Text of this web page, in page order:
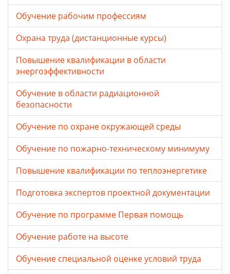
Обучение рабочим профессиям
Охрана труда (дистанционные курсы)
Повышение квалификации в области
энергоэффективности
Обучение в области радиационной
безопасности
Обучение по охране окружающей среды
Обучение по пожарно-техническому минимуму
Повышение квалификации по теплоэнергетике
Подготовка экспертов проектной документации
Обучение по программе Первая помощь
Обучение работе на высоте
Обучение специальной оценке условий труда